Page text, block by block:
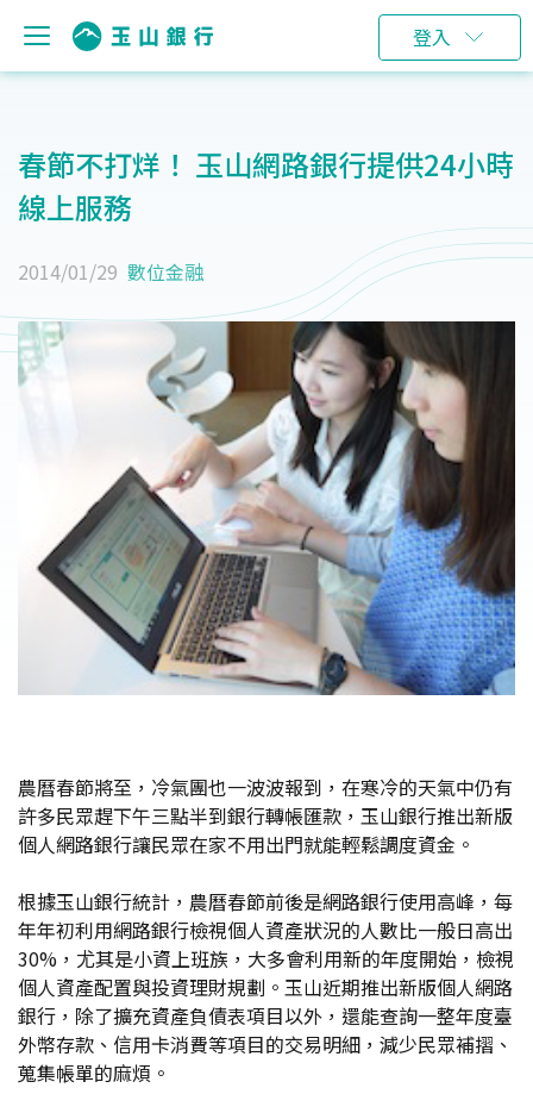
登入
春節不打烊！ 玉山網路銀行提供24小時
線上服務
2014/01/29 數位金融
農曆春節將至，冷氣團也一波波報到，在寒冷的天氣中仍有
許多民眾趕下午三點半到銀行轉帳匯款，玉山銀行推出新版
個人網路銀行讓民眾在家不用出門就能輕鬆調度資金。
根據玉山銀行統計，農曆春節前後是網路銀行使用高峰，每
年年初利用網路銀行檢視個人資產狀況的人數比一般日高出
30%，尤其是小資上班族，大多會利用新的年度開始，檢視
個人資產配置與投資理財規劃。玉山近期推出新版個人網路
銀行，除了擴充資產負債表項目以外，還能查詢一整年度臺
外幣存款、信用卡消費等項目的交易明細，減少民眾補摺、
蒐集帳單的麻煩。